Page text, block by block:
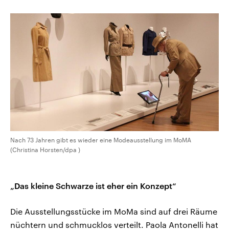
Nach 73 Jahren gibt es wieder eine Modeausstellung im MoMA
(Christina Horsten/dpa )
„Das kleine Schwarze ist eher ein Konzept“
Die Ausstellungsstücke im MoMa sind auf drei Räume
nüchtern und schmucklos verteilt. Paola Antonelli hat